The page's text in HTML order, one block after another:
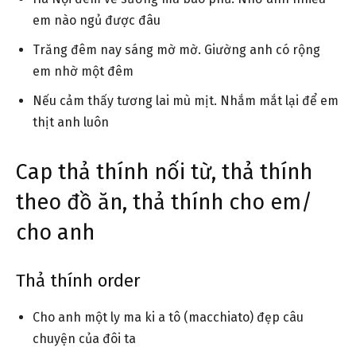
em nào ngủ được đâu
Trăng đêm nay sáng mờ mờ. Giường anh có rộng
em nhờ một đêm
Nếu cảm thấy tương lai mù mịt. Nhắm mắt lại để em
thịt anh luôn
Cap thả thính nối từ, thả thính
theo đồ ăn, thả thính cho em/
cho anh
Thả thính order
Cho anh một ly ma ki a tô (macchiato) đẹp câu
chuyện của đôi ta